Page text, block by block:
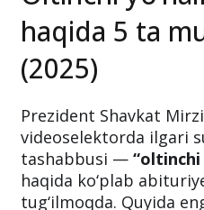
Oltinchi
haqida 5 ta
(2025)
Prezident Shavkat
videoselektorda ilgari